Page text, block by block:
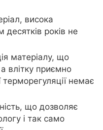
висока
десятків років не
матеріалу, що
влітку приємно
немає
що дозволяє
і так само